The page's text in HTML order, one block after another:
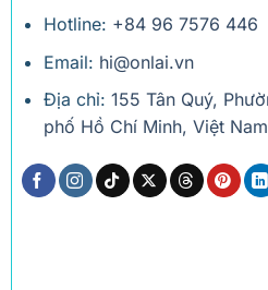
Hotline: +84 96 7576 446
Email: hi@onlai.vn
Địa chỉ:155 Tân Quý,
phố Hồ Chí Minh, Việt Nam